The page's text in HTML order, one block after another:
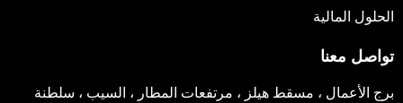
الحلول المالية
تواصل معنا
برج الأعمال ، مسقط هيلز ، مرتفعات المطار ، السيب ، سلطنة